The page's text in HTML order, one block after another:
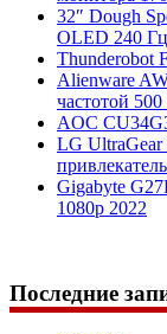
32″ Dough
OLED 240 Гц
Thunderobot
Alienware
частотой
AOC
LG
Gigabyte
1080p 2022
Последние